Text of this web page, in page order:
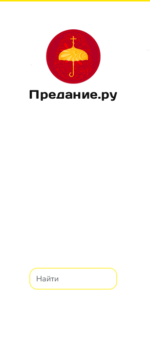
Предание.ру